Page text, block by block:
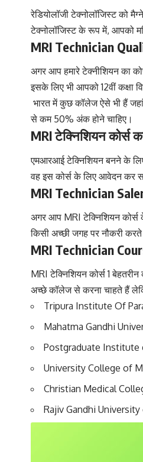
रेडियोलॉजी टेक्नोलॉजिस्ट को
टेक्नोलॉजिस्ट के रूप में, आपको
MRI Technician
अगर आप हमारे टेक्नीशियन का
इसके लिए भी आपको 12वीं कक्षा
भारत में कुछ कॉलेज ऐसे भी हैं
से कम 50% अंक होने चाहिए।
MRI टेक्निशियन कोर्स
एमआरआई टेक्निशियन बनने के लिए
वह इस कोर्स के लिए आवेदन कर
MRI Technician
अगर आप MRI टेक्निशियन कोर्स
किसी अच्छी जगह पर नौकरी
MRI Technician
MRI टेक्निशियन कोर्स 1
अच्छे कॉलेज से करना चाहते हैं
Tripura Institute Of
Mahatma Gandhi
Postgraduate Institute
University College of
Christian Medical
Rajiv Gandhi